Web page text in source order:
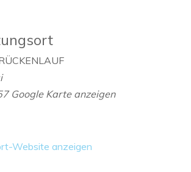
Google Karte anzeigen
Website anzeigen